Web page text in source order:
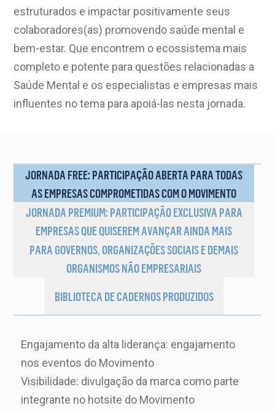
estruturados e impactar positivamente seus
colaboradores(as) promovendo saúde mental e
bem-estar. Que encontrem o ecossistema mais
completo e potente para questões relacionadas a
Saúde Mental e os especialistas e empresas mais
influentes no tema para apoiá-las nesta jornada.
JORNADA FREE: PARTICIPAÇÃO ABERTA PARA TODAS
AS EMPRESAS COMPROMETIDAS COM O MOVIMENTO
JORNADA PREMIUM: PARTICIPAÇÃO EXCLUSIVA PARA
EMPRESAS QUE QUISEREM AVANÇAR AINDA MAIS
PARA GOVERNOS, ORGANIZAÇÕES SOCIAIS E DEMAIS
ORGANISMOS NÃO EMPRESARIAIS
BIBLIOTECA DE CADERNOS PRODUZIDOS
Engajamento da alta liderança: engajamento
nos eventos do Movimento
Visibilidade: divulgação da marca como parte
integrante no hotsite do Movimento